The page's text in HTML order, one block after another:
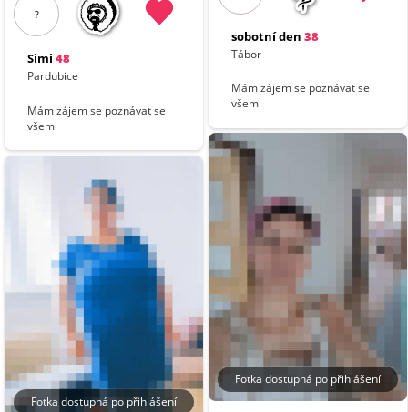
?
Simi 48
Pardubice
Mám zájem se poznávat se
všemi
Fotka dostupná po přihlášení
sobotní den 38
Tábor
Mám zájem se poznávat se
všemi
Fotka dostupná po přihlášení